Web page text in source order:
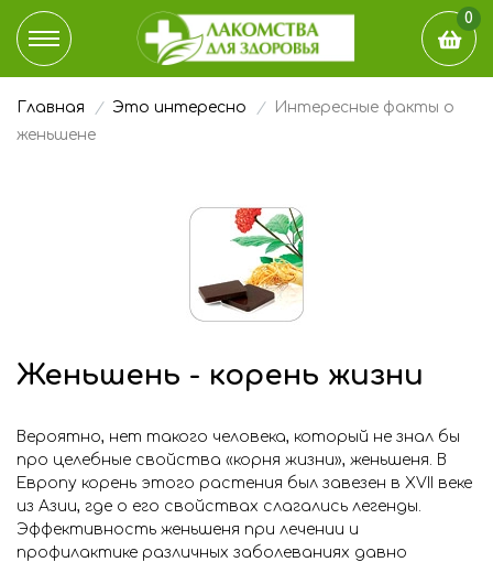
0
КАТАЛОГ
КОНТАКТЫ
Город
Главная Это интересно
Интересные факты о
женьшене
Женьшень - корень жизни
Вероятно, нет такого человека, который не знал бы
про целебные свойства «корня жизни», женьшеня. В
Европу корень этого растения был завезен в XVII веке
из Азии, где о его свойствах слагались легенды.
Эффективность женьшеня при лечении и
профилактике различных заболеваниях давно